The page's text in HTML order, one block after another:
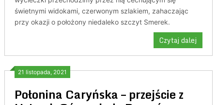
świetnymi widokami, czerwonym szlakiem, zahaczając
przy okazji o położony niedaleko szczyt Smerek.
Czytaj dalej
21 listopada, 2021
Połonina Caryńska – przejście z